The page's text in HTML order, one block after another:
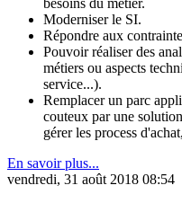
Moderniser le SI.
Répondre aux
Pouvoir réaliser des
métiers ou aspects
service...).
Remplacer un parc
couteux par une
gérer les process
En savoir plus...
vendredi, 31 août 2018 08:54